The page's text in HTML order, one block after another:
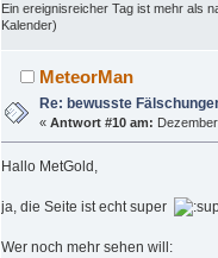
Ein ereignisreicher Tag ist mehr als
Kalender)
MeteorMan
Re: bewusste
«Antwort #10 am:
Hallo MetGold,
ja, die Seite ist echt super
Wer noch mehr sehen will: